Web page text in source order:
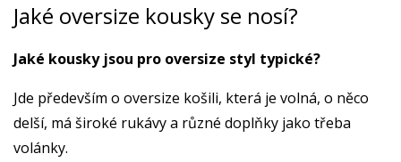
Jaké oversize kousky se nosí?
Jaké kousky jsou pro oversize styl typické?
Jde především o oversize košili, která je volná, o něco
delší, má široké rukávy a různé doplňky jako třeba
volánky.